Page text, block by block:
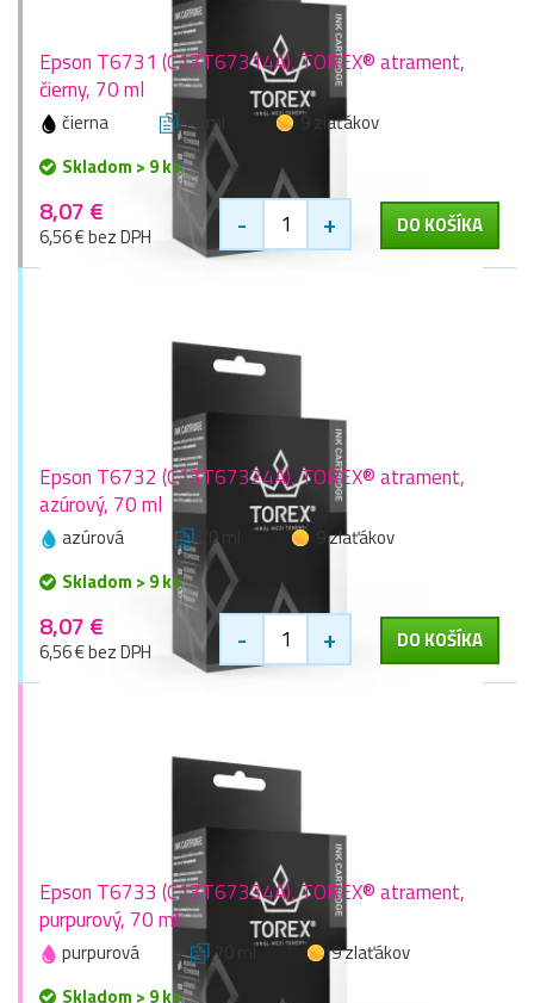
Epson T6731 (C13T67314A), TOREX® atrament,
čierny, 70 ml
čierna 70 ml
9 zlaťákov
Skladom > 9 ks
8,07 €
6,56 € bez DPH - + DO KOŠÍKA
Epson T6732 (C13T67324A), TOREX® atrament,
azúrový, 70 ml
azúrová 70 ml
9 zlaťákov
Skladom > 9 ks
8,07 €
6,56 € bez DPH - + DO KOŠÍKA
Epson T6733 (C13T67334A), TOREX® atrament,
purpurový, 70 ml
purpurová 70 ml
9 zlaťákov
Skladom > 9 ks